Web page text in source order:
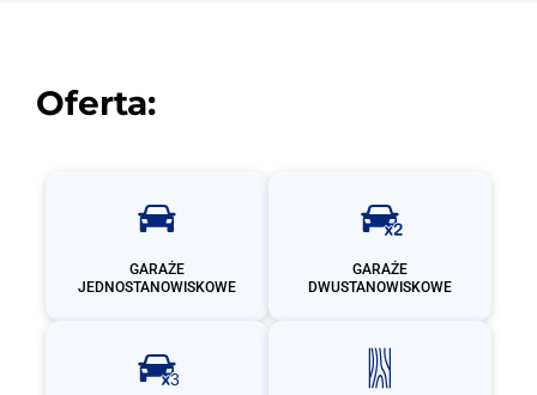
Oferta:
GARAŻE
JEDNOSTANOWISKOWE
GARAŻE
DWUSTANOWISKOWE